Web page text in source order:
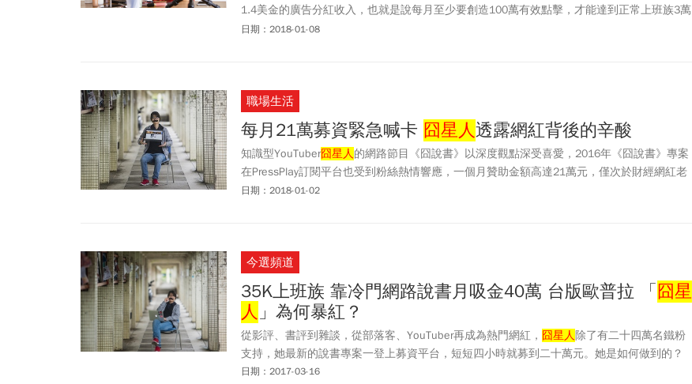
1.4美金的廣告分紅收入，也就是說每月至少要創造100萬有效點擊，才能達到正常上班族3萬
元的薪資水平。因此，大部分的YouTuber單憑廣告收益很難維持頻道運作，但若是接受贊助
日期：2018-01-08
職場生活
每月21萬募資緊急喊卡 囧星人透露網紅背後的辛酸
知識型YouTuber囧星人的網路節目《囧說書》以深度觀點深受喜愛，2016年《囧說書》專案
在PressPlay訂閱平台也受到粉絲熱情響應，一個月贊助金額高達21萬元，僅次於財經網紅老
王和阿滴英文。但不到一年，
日期：2018-01-02
今選頻道
35K上班族 靠冷門網路說書月吸金40萬 台版歐普拉 「 囧星
人 」為何暴紅？
從影評、書評到雜談，從部落客、YouTuber再成為熱門網紅， 囧星人 除了有二十四萬名鐵粉
支持，她最新的說書專案一登上募資平台，短短四小時就募到二十萬元。她是如何做到的？
日期：2017-03-16